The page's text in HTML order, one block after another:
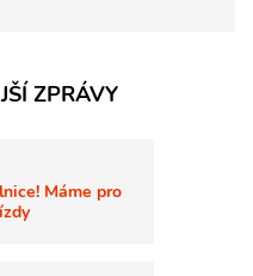
ZPRÁVY
Máme pro